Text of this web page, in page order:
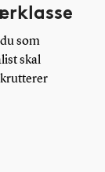
som
skal